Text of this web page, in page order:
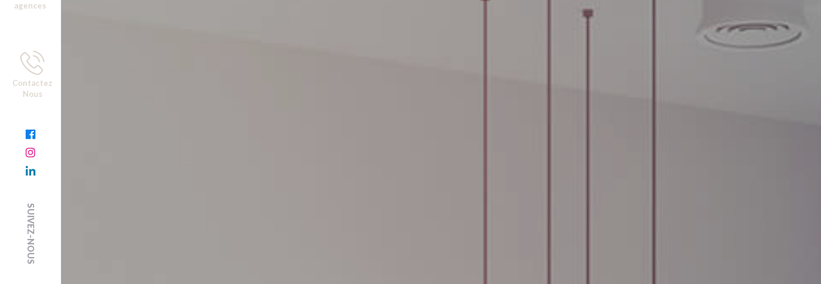
agences
Contactez
Nous
SUIVEZ-NOUS